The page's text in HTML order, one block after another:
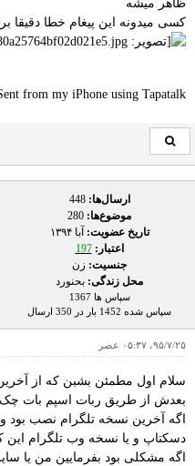
ظاهر میشه
کسی میدونه این پیغام خطا دقیقا
from my iPhone using Tapatalk
ارسال‌ها:448
موضوع‌ها:
تاریخ عضویت: آبا ۱۳۹۴
اعتبار:197
جنسیت: زن
محل زندگی: بحنورد
سپاس ها 1367
سپاس شده 1452 بار در 350 ارسال
۹۵/۷/۲۵، ۰۵:۳۷ عصر
سلام اول مطمئن بشبن که از
بعدش از طریق ربات اسپم بات چک
اگه آخرین نسخه تلگرام نصب بود
دسکتاپ و یا نسخه وب تلگرام این
اگه مشکلی بود بفرمایین من یا